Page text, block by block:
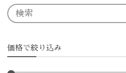
価格で絞り込み